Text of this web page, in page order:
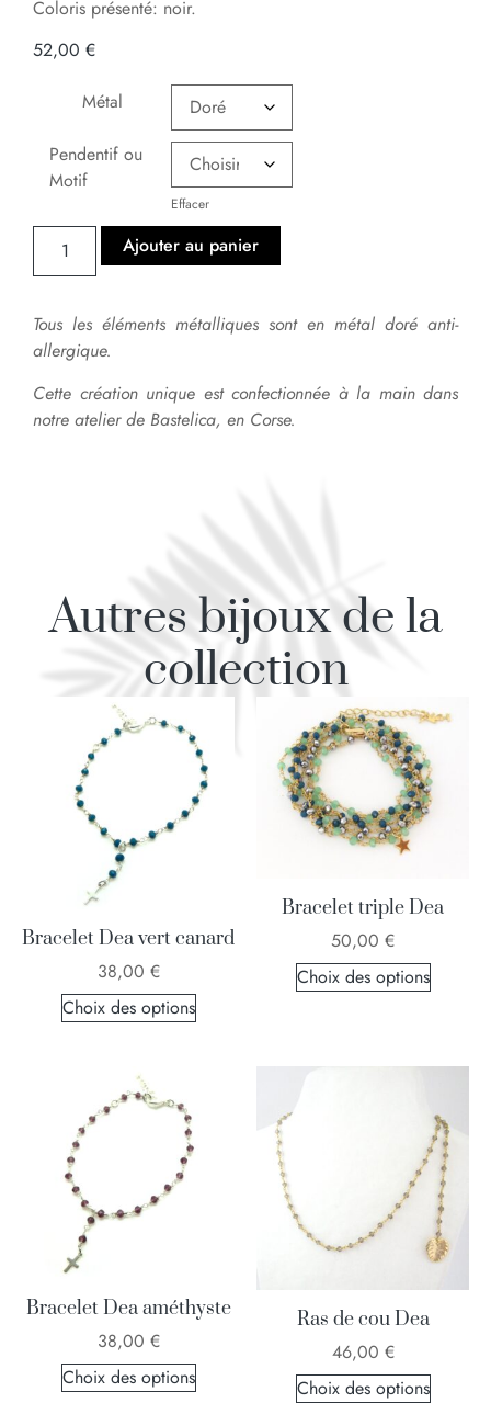
Coloris présenté: noir.
52,00 €
Métal
Pendentif ou
Motif
Effacer
Ajouter au panier
Tous les éléments métalliques sont en métal doré anti-
allergique.
Cette création unique est confectionnée à la main dans
notre atelier de Bastelica, en Corse.
Autres bijoux de la
collection
Bracelet Dea vert canard
38,00 €
Choix des options
Bracelet triple Dea
50,00 €
Choix des options
Bracelet Dea améthyste
38,00 €
Choix des options
Ras de cou Dea
46,00 €
Choix des options